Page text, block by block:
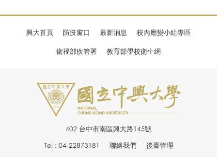
興大首頁 防疫窗口 最新消息 校內應變小組專區
衛福部疾管署 教育部學校衛生網
402 台中市南區興大路145號
Tel : 04-22873181
聯絡我們 後臺管理